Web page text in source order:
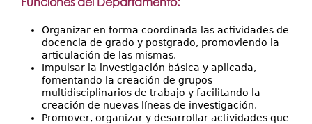
Organizar en forma coordinada las actividades de
docencia de grado y postgrado, promoviendo la
articulación de las mismas.
Impulsar la investigación básica y aplicada,
fomentando la creación de grupos
multidisciplinarios de trabajo y facilitando la
creación de nuevas líneas de investigación.
Promover, organizar y desarrollar actividades que